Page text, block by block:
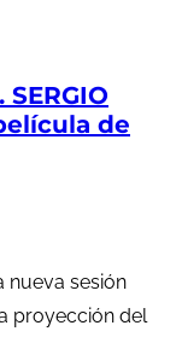
SERGIO
de
nueva sesión
proyección del